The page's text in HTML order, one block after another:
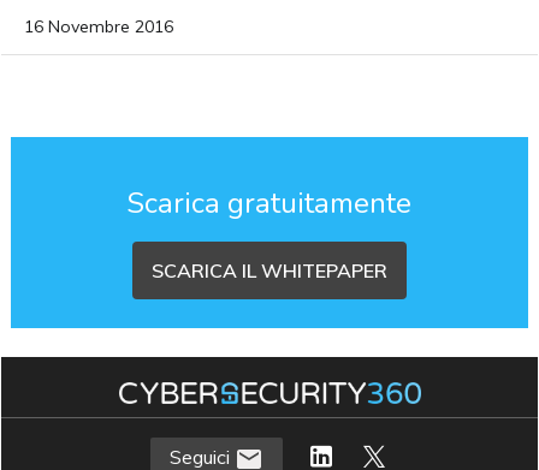
16 Novembre 2016
Scarica gratuitamente
SCARICA IL WHITEPAPER
Seguici